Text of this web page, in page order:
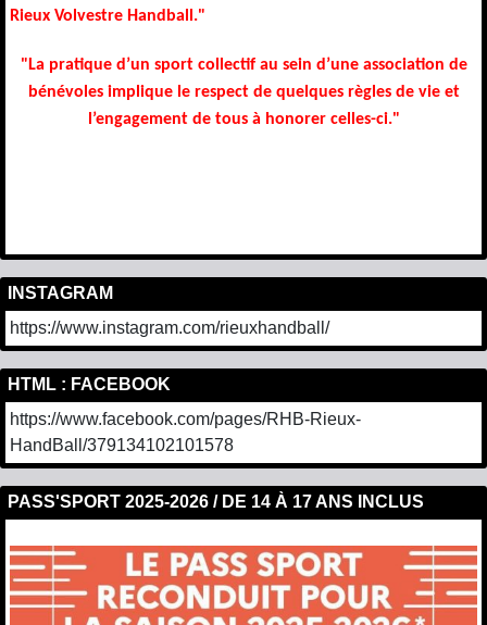
Rieux Volvestre Handball."
"La pratique d’un sport collectif au sein d’une association de
bénévoles implique le respect de quelques règles de vie et
l’engagement de tous à honorer celles-ci."
INSTAGRAM
https://www.instagram.com/rieuxhandball/
HTML : FACEBOOK
https://www.facebook.com/pages/RHB-Rieux-
HandBall/379134102101578
PASS'SPORT 2025-2026 / DE 14 À 17 ANS INCLUS